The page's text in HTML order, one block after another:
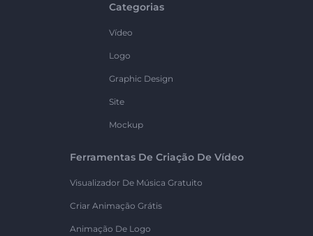
Categorias
Vídeo
Logo
Graphic Design
Site
Mockup
Ferramentas De Criação De Vídeo
Visualizador De Música Gratuito
Criar Animação Grátis
Animação De Logo